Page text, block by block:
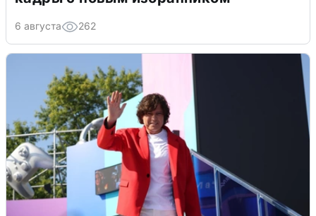
6 августа 262